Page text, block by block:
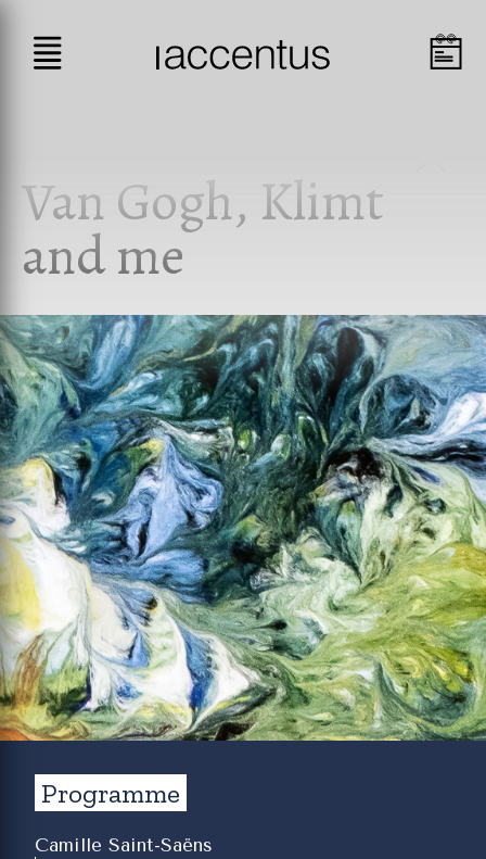
Van Gogh, Klimt
and me
Programme
Camille Saint-Saëns